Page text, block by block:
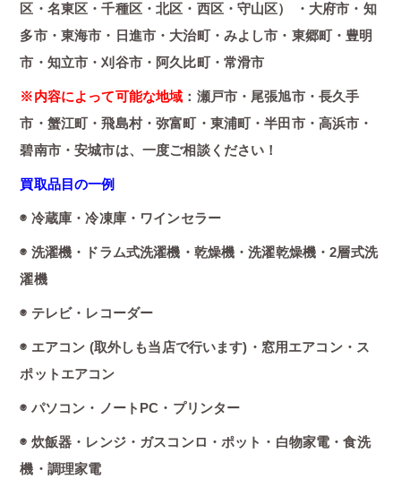
区・名東区・千種区・北区・西区・守山区） ・大府市・知
多市・東海市・日進市・大治町・みよし市・東郷町・豊明
市・知立市・刈谷市・阿久比町・常滑市
※内容によって可能な地域 ：瀬戸市・尾張旭市・長久手
市・蟹江町・飛島村・弥富町・東浦町・半田市・高浜市・
碧南市・安城市は、一度ご相談ください！
買取品目の一例
◉ 冷蔵庫・冷凍庫・ワインセラー
◉ 洗濯機・ドラム式洗濯機・乾燥機・洗濯乾燥機・2層式洗
濯機
◉ テレビ・レコーダー
◉ エアコン (取外しも当店で行います)・窓用エアコン・ス
ポットエアコン
◉ パソコン・ノートPC・プリンター
◉ 炊飯器・レンジ・ガスコンロ・ポット・白物家電・食洗
機・調理家電